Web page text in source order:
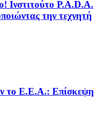
Ινστιτούτο P.A.D.A.
την τεχνητή
το Ε.Ε.Α.: Επίσκεψη